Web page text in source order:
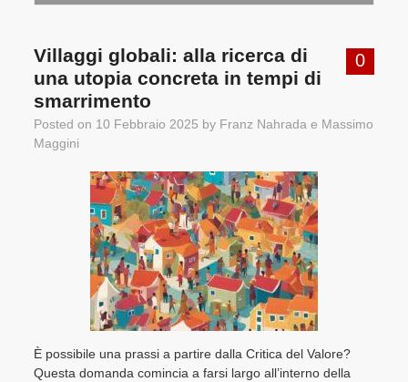
0
Villaggi globali: alla ricerca di
una utopia concreta in tempi di
smarrimento
Posted on 10 Febbraio 2025 by Franz Nahrada e Massimo
Maggini
È possibile una prassi a partire dalla Critica del Valore?
Questa domanda comincia a farsi largo all’interno della